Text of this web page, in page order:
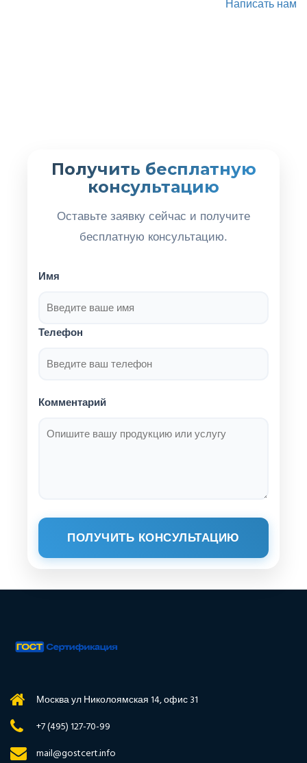
Написать нам
Получить бесплатную
консультацию
Оставьте заявку сейчас и получите
бесплатную консультацию.
Имя
Телефон
Комментарий
ПОЛУЧИТЬ КОНСУЛЬТАЦИЮ
Москва ул Николоямская 14, офис 31
+7 (495) 127-70-99
mail@gostcert.info